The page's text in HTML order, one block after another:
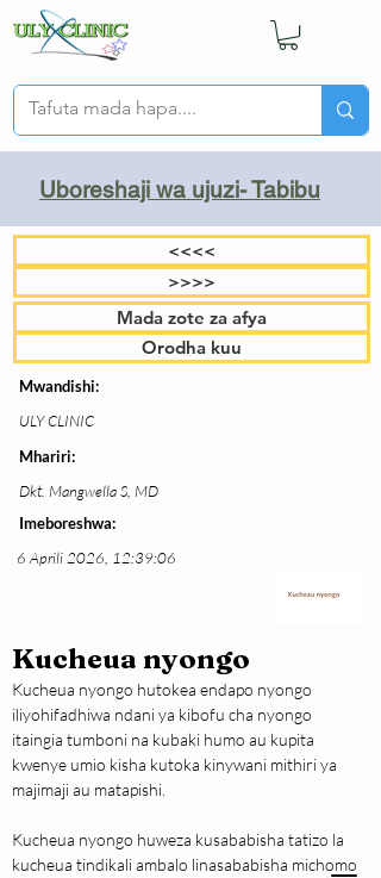
Uboreshaji wa ujuzi- Tabibu
<<<<
>>>>
Mada zote za afya
Orodha kuu
Mwandishi:
ULY CLINIC
Mhariri:
Dkt. Mangwella S, MD
Imeboreshwa:
6 Aprili 2026, 12:39:06
Kucheua nyongo
Kucheua nyongo hutokea endapo nyongo
iliyohifadhiwa ndani ya kibofu cha nyongo
itaingia tumboni na kubaki humo au kupita
kwenye umio kisha kutoka kinywani mithiri ya
majimaji au matapishi.
Kucheua nyongo huweza kusababisha tatizo la
kucheua tindikali ambalo linasababisha michomo